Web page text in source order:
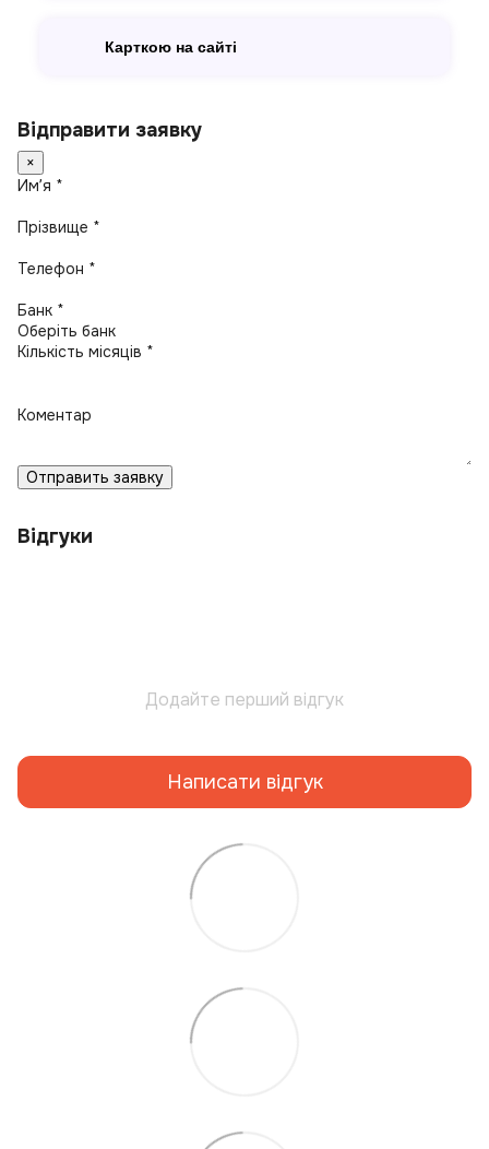
Карткою на сайті
Відправити заявку
×
Имʼя *
Прізвище *
Телефон *
Банк *
Кількість місяців *
Коментар
Отправить заявку
Відгуки
Додайте перший відгук
Написати відгук